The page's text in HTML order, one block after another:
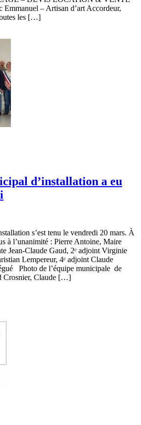
– Artisan d’art Accordeur,
les […]
d’installation a eu
s’est tenu le vendredi 20 mars. À
à l’unanimité : Pierre Antoine, Maire
Jean-Claude Gaud, 2ᵉ adjoint Virginie
Lempereur, 4ᵉ adjoint Claude
Photo de l’équipe municipale de
Crosnier, Claude […]